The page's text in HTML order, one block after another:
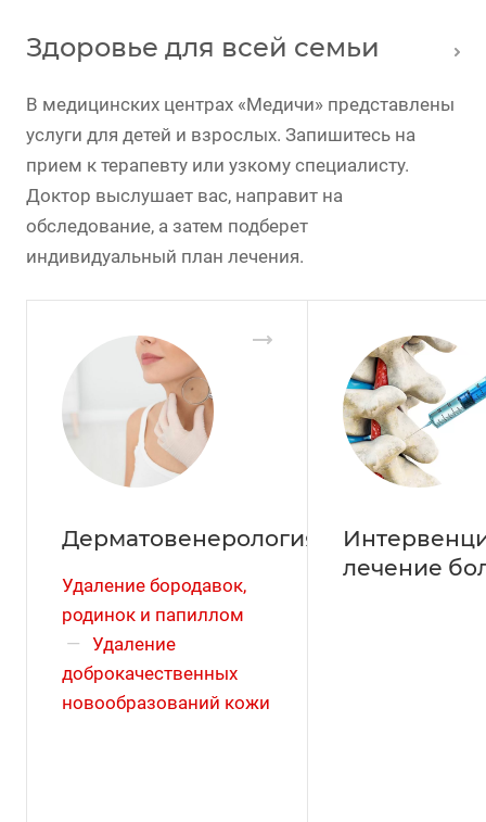
Здоровье для всей семьи
В медицинских центрах «Медичи» представлены
услуги для детей и взрослых. Запишитесь на
прием к терапевту или узкому специалисту.
Доктор выслушает вас, направит на
обследование, а затем подберет
индивидуальный план лечения.
Дерматовенерология
Удаление бородавок,
родинок и папиллом
— Удаление
доброкачественных
новообразований кожи
лечение